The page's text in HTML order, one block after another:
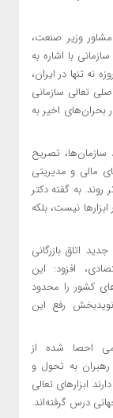
وزیر صنعت،
با اشاره به
نه تنها در ایران،
تعالی سازمانی
اخیر به
تصریح
مالی و مدیریتی
به گفته دکتر
نیست، بلکه
اتاق بازرگانی
افزود: این
کشور را محدود
رفع این
احصا شده از
به تحول و
ابزارهای تعالی
درس گرفته‌اند.